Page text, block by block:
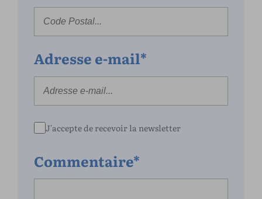
Adresse e-mail*
J'accepte de recevoir la newsletter
Commentaire*